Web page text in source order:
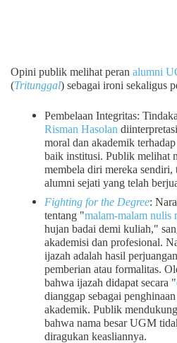
Opini publik melihat peran alumni
(Tritunggal) sebagai ironi sekaligus
Pembelaan Integritas:
Risman Hasolan
moral dan akademik
baik institusi. Publik melihat
membela diri mereka sendiri,
alumni sejati yang telah
Fighting for the Degree:
tentang "malam-malam nulis
hujan badai demi kuliah,"
akademisi dan profesional.
ijazah adalah hasil
pemberian atau formalitas.
bahwa ijazah didapat secara "
dianggap sebagai
akademik. Publik
bahwa nama besar UGM
diragukan keasliannya.